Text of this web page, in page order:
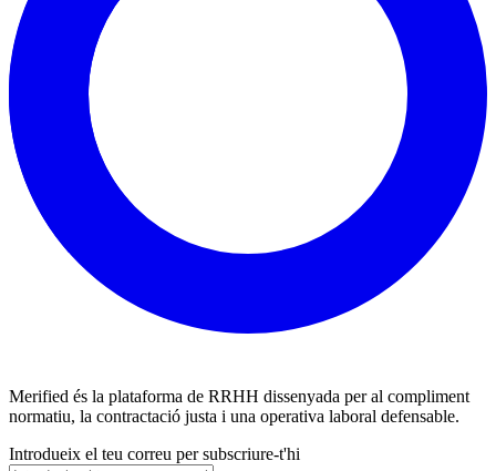
Merified és la plataforma de RRHH dissenyada per al compliment
normatiu, la contractació justa i una operativa laboral defensable.
Introdueix el teu correu per subscriure-t'hi